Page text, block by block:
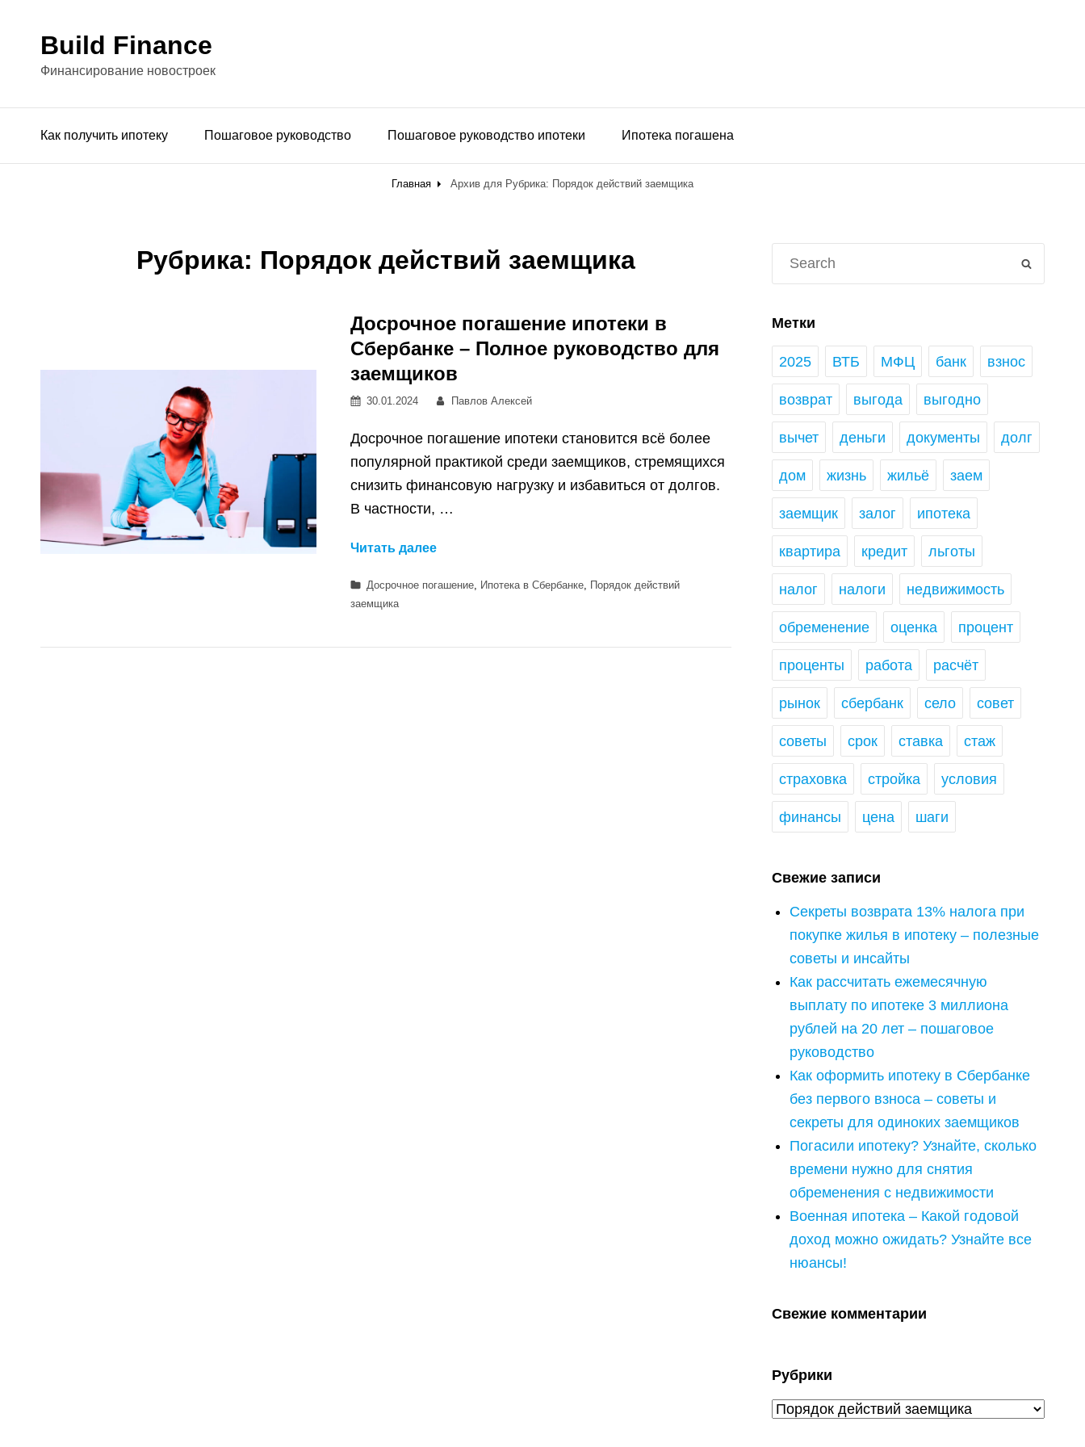
Build Finance
Финансирование новостроек
Как получить ипотеку Пошаговое руководство Пошаговое руководство ипотеки Ипотека погашена
Главная Архив для Рубрика: Порядок действий заемщика
Рубрика: Порядок действий заемщика
Досрочное погашение ипотеки в
Сбербанке – Полное руководство для
заемщиков
Posted
30.01.2024 Автор:
Павлов Алексей
Досрочное погашение ипотеки становится всё более
популярной практикой среди заемщиков, стремящихся
снизить финансовую нагрузку и избавиться от долгов.
В частности, …
Читать далееДосрочное
ипотеки
–
Категории
Досрочное погашение, Ипотека в Сбербанке, Порядок действий
заемщика
Метки
2025 ВТБ МФЦ банк взнос
возврат выгода выгодно
вычет деньги документы долг
дом жизнь жильё заем
заемщик залог ипотека
квартира кредит льготы
налог налоги недвижимость
обременение оценка процент
проценты работа расчёт
рынок сбербанк село совет
советы срок ставка стаж
страховка стройка условия
финансы цена шаги
Свежие записи
Секреты возврата 13% налога при
покупке жилья в ипотеку – полезные
советы и инсайты
Как рассчитать ежемесячную
выплату по ипотеке 3 миллиона
рублей на 20 лет – пошаговое
руководство
Как оформить ипотеку в Сбербанке
без первого взноса – советы и
секреты для одиноких заемщиков
Погасили ипотеку? Узнайте, сколько
времени нужно для снятия
обременения с недвижимости
Военная ипотека – Какой годовой
доход можно ожидать? Узнайте все
нюансы!
Свежие комментарии
Рубрики
Рубрики